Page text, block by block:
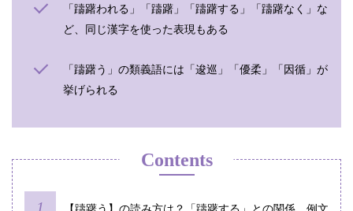
「躊躇われる」「躊躇」「躊躇する」「躊躇なく」な
ど、同じ漢字を使った表現もある
「躊躇う」の類義語には「逡巡」「優柔」「因循」が
挙げられる
Contents